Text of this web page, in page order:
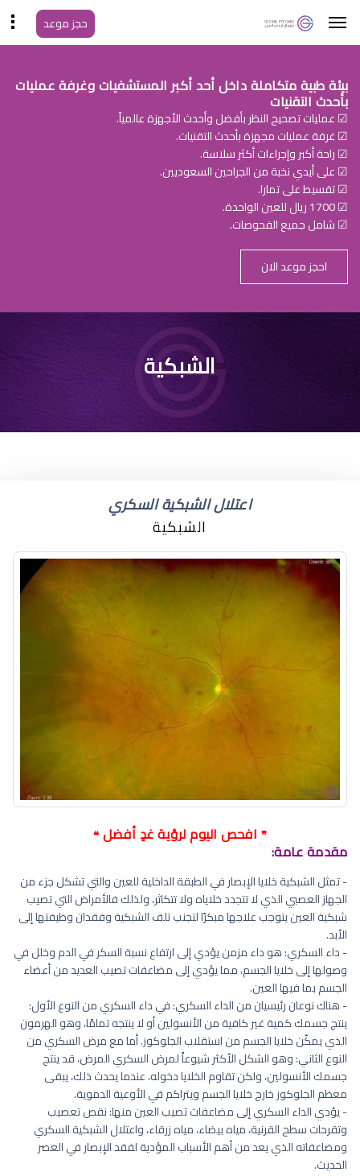
حجز موعد
بيئة طبية متكاملة داخل أحد أكبر المستشفيات وغرفة عمليات
بأحدث التقنيات
☑ عمليات تصحيح النظر بأفضل وأحدث الأجهزة عالمياً.
☑ غرفة عمليات مجهزة بأحدث التقنيات.
☑ راحة أكبر وإجراءات أكثر سلاسة.
☑ على أيدي نخبة من الجراحين السعوديين.
☑ تقسيط على تمارا.
☑ 1700 ريال للعين الواحدة.
☑ شامل جميع الفحوصات.
احجز موعد الان
الشبكية
اعتلال الشبكية السكري
الشبكية
❞ افحص اليوم لرؤية غدٍ أفضل ❝
مقدمة عامة:
- تمثل الشبكية خلايا الإبصار في الطبقة الداخلية للعين والتي تشكل جزء من
الجهاز العصبي الذي لا تتجدد خلاياه ولا تتكاثر، ولذلك فالأمراض التي تصيب
شبكية العين يتوجب علاجها مبكرًا لتجنب تلف الشبكية وفقدان وظيفتها إلى
الأبد.
- داء السكري: هو داء مزمن يؤدي إلى ارتفاع نسبة السكر في الدم وخلل في
وصولها إلى خلايا الجسم، مما يؤدي إلى مضاعفات تصيب العديد من أعضاء
الجسم بما فيها العين.
- هناك نوعان رئيسيان من الداء السكري: في داء السكري من النوع الأول:
ينتج جسمك كمية غير كافية من الأنسولين أو لا ينتجه تمامًا، وهو الهرمون
الذي يمكّن خلايا الجسم من استقلاب الجلوكوز. أما مع مرض السكري من
النوع الثاني: وهو الشكل الأكثر شيوعاً لمرض السكري المرض، قد ينتج
جسمك الأنسولين، ولكن تقاوم الخلايا دخوله، عندما يحدث ذلك، يبقى
معظم الجلوكوز خارج خلايا الجسم ويتراكم في الأوعية الدموية.
- يؤدي الداء السكري إلى مضاعفات تصيب العين منها: نقص تعصيب
وتقرحات سطح القرنية، مياه بيضاء، مياه زرقاء، واعتلال الشبكية السكري
ومضاعفاته الذي يعد من أهم الأسباب المؤدية لفقد الإبصار في العصر
الحديث.